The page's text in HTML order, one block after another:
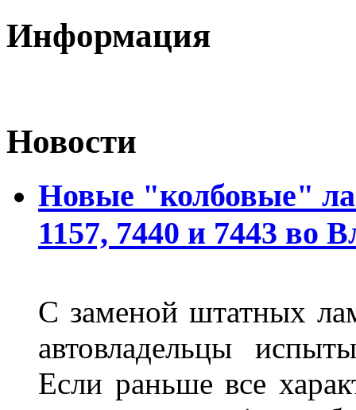
Информация
Новости
Новые "колбовые"
1157, 7440 и 7443 во
С заменой штатных
автовладельцы
Если раньше все